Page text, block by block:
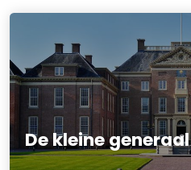
De kleine generaal